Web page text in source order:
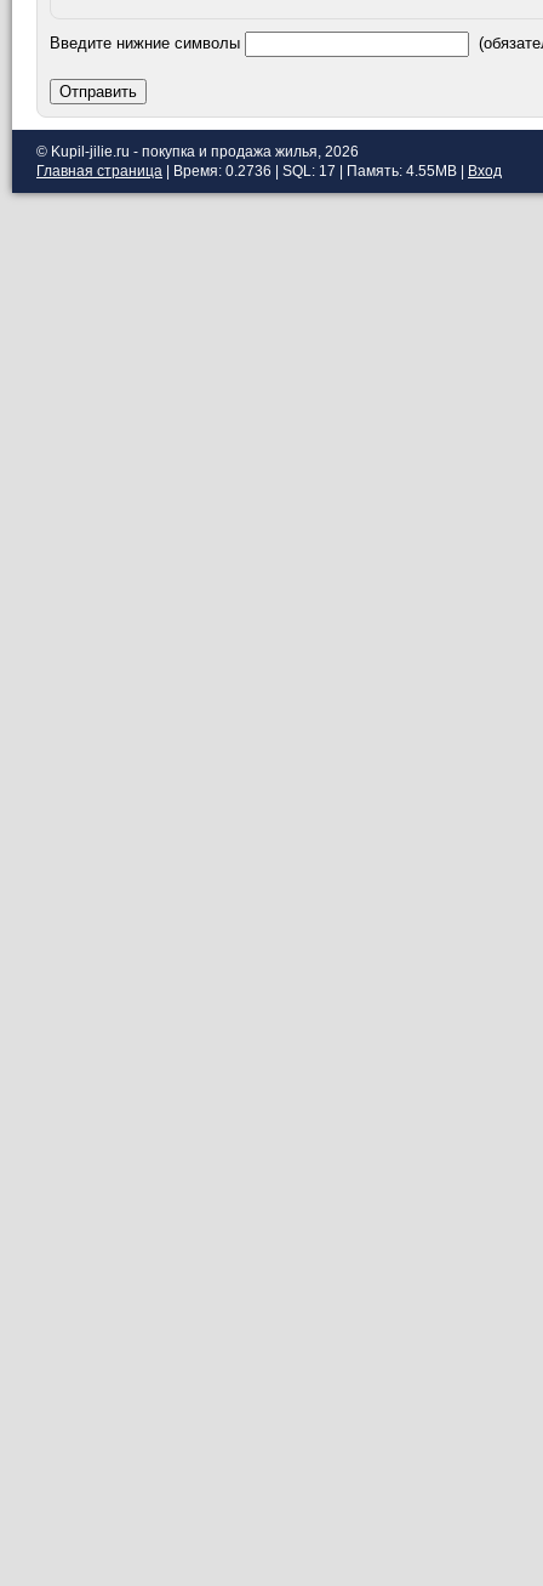
Введите нижние символы
Отправить
© Kupil-jilie.ru - покупка и продажа жилья, 2026
Главная страница | Время: 0.2736 | SQL: 17 | Память: 4.55MB Вход